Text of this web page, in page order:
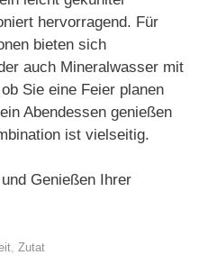
hervorragend. Für
bieten sich
auch Mineralwasser mit
Sie eine Feier planen
Abendessen genießen
ist vielseitig.
Genießen Ihrer
, Zutat